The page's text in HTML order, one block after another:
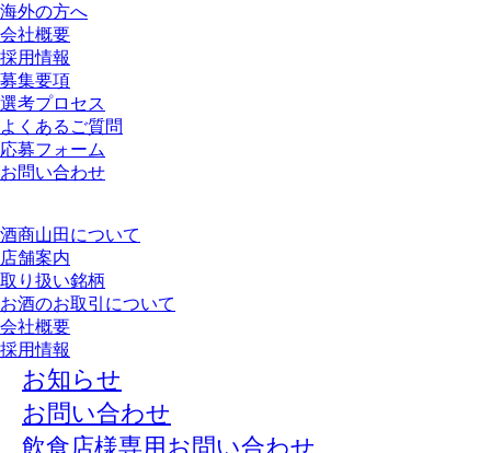
海外の方へ
会社概要
採用情報
募集要項
選考プロセス
よくあるご質問
応募フォーム
お問い合わせ
酒商山田について
店舗案内
取り扱い銘柄
お酒のお取引について
会社概要
採用情報
お知らせ
お問い合わせ
飲食店様専用お問い合わせ